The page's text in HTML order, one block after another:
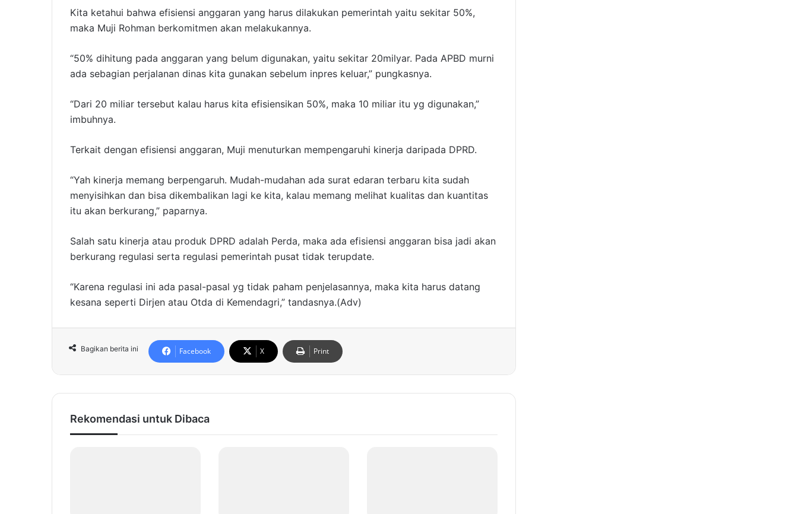
Kita ketahui bahwa efisiensi anggaran yang harus dilakukan pemerintah yaitu sekitar 50%,
maka Muji Rohman berkomitmen akan melakukannya.
“50% dihitung pada anggaran yang belum digunakan, yaitu sekitar 20milyar. Pada APBD murni
ada sebagian perjalanan dinas kita gunakan sebelum inpres keluar,” pungkasnya.
“Dari 20 miliar tersebut kalau harus kita efisiensikan 50%, maka 10 miliar itu yg digunakan,”
imbuhnya.
Terkait dengan efisiensi anggaran, Muji menuturkan mempengaruhi kinerja daripada DPRD.
“Yah kinerja memang berpengaruh. Mudah-mudahan ada surat edaran terbaru kita sudah
menyisihkan dan bisa dikembalikan lagi ke kita, kalau memang melihat kualitas dan kuantitas
itu akan berkurang,” paparnya.
Salah satu kinerja atau produk DPRD adalah Perda, maka ada efisiensi anggaran bisa jadi akan
berkurang regulasi serta regulasi pemerintah pusat tidak terupdate.
“Karena regulasi ini ada pasal-pasal yg tidak paham penjelasannya, maka kita harus datang
kesana seperti Dirjen atau Otda di Kemendagri,” tandasnya.(Adv)
Bagikan berita ini Facebook X Print
Rekomendasi untuk Dibaca